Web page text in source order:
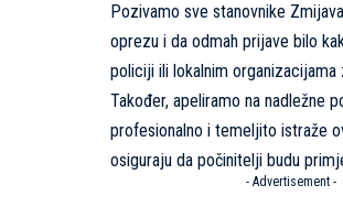
Pozivamo sve stanovnike
oprezu i da odmah prijave bilo
policiji ili lokalnim
Također, apeliramo na nadležne
profesionalno i temeljito istraže
osiguraju da počinitelji budu
- Advertisement -